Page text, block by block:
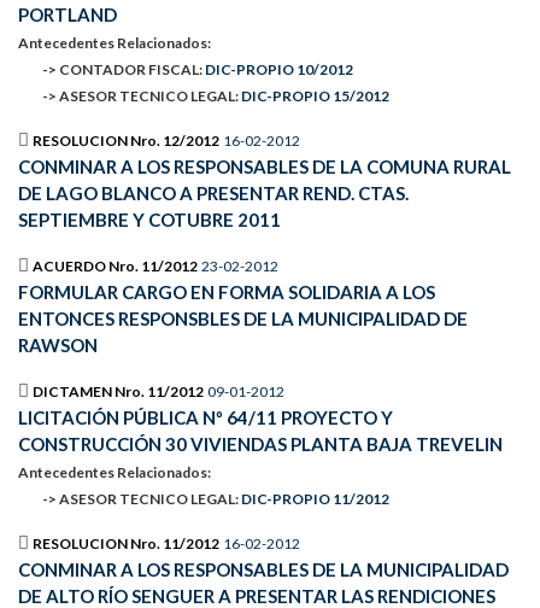
PORTLAND
Antecedentes Relacionados:
-> CONTADOR FISCAL: DIC-PROPIO 10/2012
-> ASESOR TECNICO LEGAL: DIC-PROPIO 15/2012
RESOLUCION Nro. 12/2012 16-02-2012
CONMINAR A LOS RESPONSABLES DE LA COMUNA RURAL
DE LAGO BLANCO A PRESENTAR REND. CTAS.
SEPTIEMBRE Y COTUBRE 2011
ACUERDO Nro. 11/2012 23-02-2012
FORMULAR CARGO EN FORMA SOLIDARIA A LOS
ENTONCES RESPONSBLES DE LA MUNICIPALIDAD DE
RAWSON
DICTAMEN Nro. 11/2012 09-01-2012
LICITACIÓN PÚBLICA Nº 64/11 PROYECTO Y
CONSTRUCCIÓN 30 VIVIENDAS PLANTA BAJA TREVELIN
Antecedentes Relacionados:
-> ASESOR TECNICO LEGAL: DIC-PROPIO 11/2012
RESOLUCION Nro. 11/2012 16-02-2012
CONMINAR A LOS RESPONSABLES DE LA MUNICIPALIDAD
DE ALTO RÍO SENGUER A PRESENTAR LAS RENDICIONES